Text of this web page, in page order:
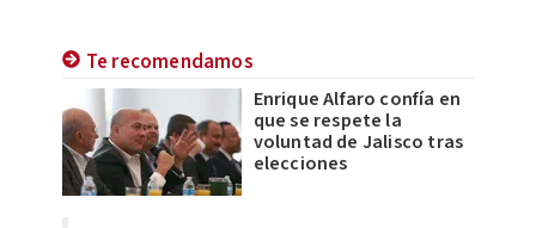
Te recomendamos
Enrique Alfaro confía en
que se respete la
voluntad de Jalisco tras
elecciones